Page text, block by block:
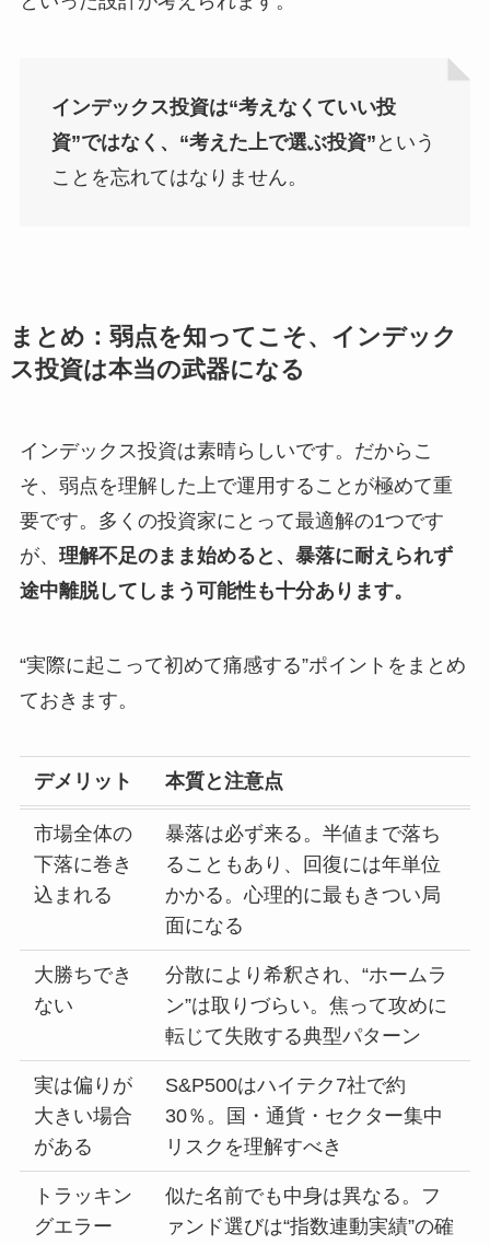
インデックス投資は“考えなくていい投
資”ではなく、“考えた上で選ぶ投資” という
ことを忘れてはなりません。
まとめ：弱点を知ってこそ、インデック
ス投資は本当の武器になる
インデックス投資は素晴らしいです。だからこ
そ、弱点を理解した上で運用することが極めて重
要です。多くの投資家にとって最適解の1つです
が、 理解不足のまま始めると、暴落に耐えられず
途中離脱してしまう可能性も十分あります。
“実際に起こって初めて痛感する”ポイントをまとめ
ておきます。
デメリット 本質と注意点
市場全体の
下落に巻き
込まれる
暴落は必ず来る。半値まで落ち
ることもあり、回復には年単位
かかる。心理的に最もきつい局
面になる
大勝ちでき
ない
分散により希釈され、“ホームラ
ン”は取りづらい。焦って攻めに
転じて失敗する典型パターン
実は偏りが
大きい場合
がある
S&P500はハイテク7社で約
30％。国・通貨・セクター集中
リスクを理解すべき
トラッキン
グエラー
似た名前でも中身は異なる。フ
ァンド選びは“指数連動実績”の確